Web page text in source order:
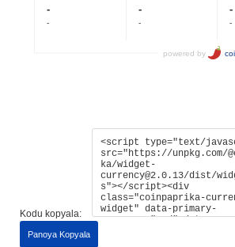
Kodu kopyala:
Panoya Kopyala